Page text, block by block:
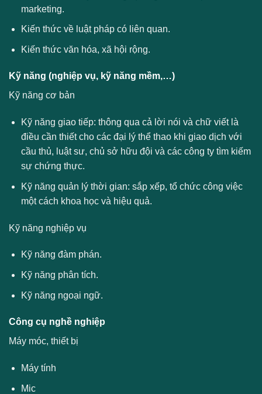
marketing.
Kiến thức về luật pháp có liên quan.
Kiến thức văn hóa, xã hội rộng.
Kỹ năng (nghiệp vụ, kỹ năng mềm,…)
Kỹ năng cơ bản
Kỹ năng giao tiếp: thông qua cả lời nói và chữ viết là
điều cần thiết cho các đại lý thể thao khi giao dịch với
cầu thủ, luật sư, chủ sở hữu đội và các công ty tìm kiếm
sự chứng thực.
Kỹ năng quản lý thời gian: sắp xếp, tổ chức công việc
một cách khoa học và hiệu quả.
Kỹ năng nghiệp vụ
Kỹ năng đàm phán.
Kỹ năng phân tích.
Kỹ năng ngoại ngữ.
Công cụ nghề nghiệp
Máy móc, thiết bị
Máy tính
Mic